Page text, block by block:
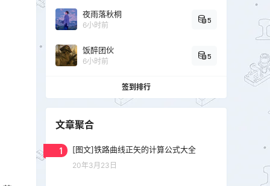
夜雨落秋桐
6小时前
5
饭醉团伙
6小时前
5
签到排行
文章聚合
1 [图文]铁路曲线正矢的计算公式大全
20年3月23日